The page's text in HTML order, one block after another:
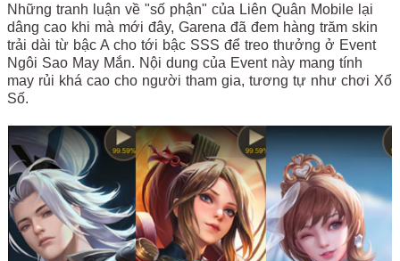
Những tranh luận về "số phận" của Liên Quân Mobile lại
dâng cao khi mà mới đây, Garena đã đem hàng trăm skin
trải dài từ bậc A cho tới bậc SSS để treo thưởng ở Event
Ngôi Sao May Mắn. Nội dung của Event này mang tính
may rủi khá cao cho người tham gia, tương tự như chơi Xổ
Số.